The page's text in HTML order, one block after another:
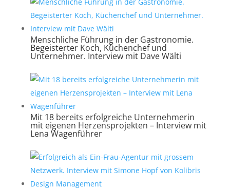
Menschliche Führung in der Gastronomie.
Begeisterter Koch, Küchenchef und
Unternehmer. Interview mit Dave Wälti
Mit 18 bereits erfolgreiche Unternehmerin
mit eigenen Herzensprojekten – Interview mit
Lena Wagenführer